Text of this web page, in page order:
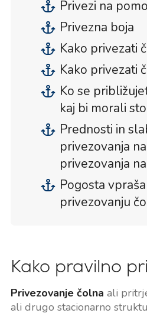
Privezi na
Privezna boja
Kako privezati
Kako privezati
Ko se
kaj bi morali
Prednosti in
privezovanja
privezovanja
Pogosta
privezovanju
Kako pravilno
Privezovanje čolna ali
ali drugo stacionarno